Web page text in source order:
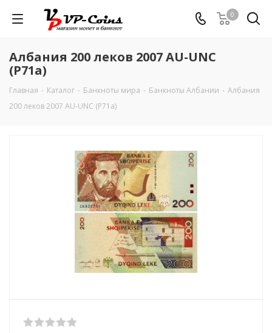
0
Албания 200 леков 2007 AU-UNC
(P71a)
Главная - Каталог - Банкноты мира - Банкноты Албании - Албания
200 леков 2007 AU-UNC (P71a)